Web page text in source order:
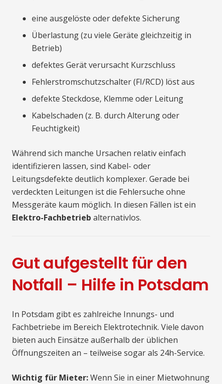
eine ausgelöste oder defekte Sicherung
Überlastung (zu viele Geräte gleichzeitig in
Betrieb)
defektes Gerät verursacht Kurzschluss
Fehlerstromschutzschalter (FI/RCD) löst aus
defekte Steckdose, Klemme oder Leitung
Kabelschaden (z. B. durch Alterung oder
Feuchtigkeit)
Während sich manche Ursachen relativ einfach
identifizieren lassen, sind Kabel- oder
Leitungsdefekte deutlich komplexer. Gerade bei
verdeckten Leitungen ist die Fehlersuche ohne
Messgeräte kaum möglich. In diesen Fällen ist ein
Elektro-Fachbetrieb alternativlos.
Gut aufgestellt für den
Notfall – Hilfe in Potsdam
In Potsdam gibt es zahlreiche Innungs- und
Fachbetriebe im Bereich Elektrotechnik. Viele davon
bieten auch Einsätze außerhalb der üblichen
Öffnungszeiten an – teilweise sogar als 24h-Service.
Wichtig für Mieter:Wenn Sie in einer Mietwohnung